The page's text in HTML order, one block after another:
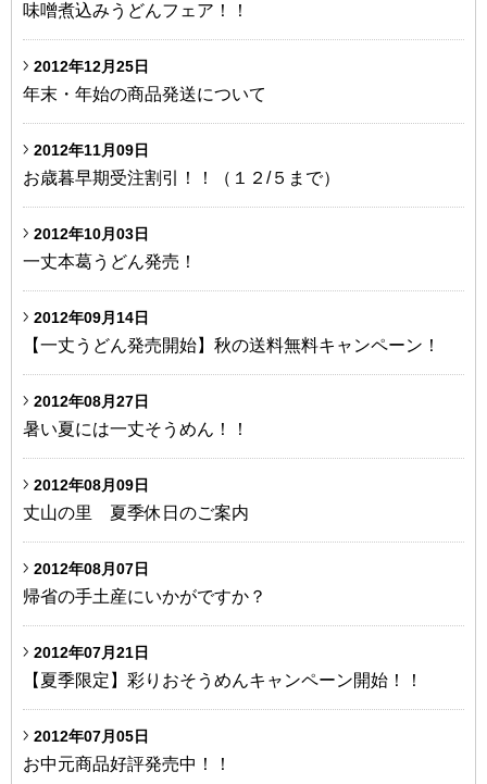
味噌煮込みうどんフェア！！
2012年12月25日
年末・年始の商品発送について
2012年11月09日
お歳暮早期受注割引！！（１２/５まで）
2012年10月03日
一丈本葛うどん発売！
2012年09月14日
【一丈うどん発売開始】秋の送料無料キャンペーン！
2012年08月27日
暑い夏には一丈そうめん！！
2012年08月09日
丈山の里 夏季休日のご案内
2012年08月07日
帰省の手土産にいかがですか？
2012年07月21日
【夏季限定】彩りおそうめんキャンペーン開始！！
2012年07月05日
お中元商品好評発売中！！